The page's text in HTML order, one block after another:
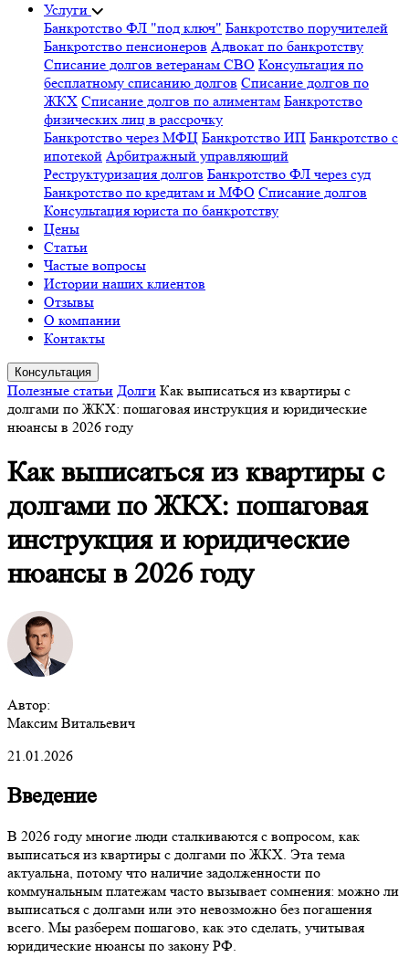
Услуги
Банкротство ФЛ "под ключ" Банкротство поручителей
Банкротство пенсионеров Адвокат по банкротству
Списание долгов ветеранам СВО Консультация по
бесплатному списанию долгов Списание долгов по
ЖКХ Списание долгов по алиментам Банкротство
физических лиц в рассрочку
Банкротство через МФЦ Банкротство ИП Банкротство с
ипотекой Арбитражный управляющий
Реструктуризация долгов Банкротство ФЛ через суд
Банкротство по кредитам и МФО Списание долгов
Консультация юриста по банкротству
Цены
Статьи
Частые вопросы
Истории наших клиентов
Отзывы
О компании
Контакты
Консультация
Полезные статьи Долги Как выписаться из квартиры с
долгами по ЖКХ: пошаговая инструкция и юридические
нюансы в 2026 году
Как выписаться из квартиры с
долгами по ЖКХ: пошаговая
инструкция и юридические
нюансы в 2026 году
Автор:
Максим Витальевич
21.01.2026
Введение
В 2026 году многие люди сталкиваются с вопросом, как
выписаться из квартиры с долгами по ЖКХ. Эта тема
актуальна, потому что наличие задолженности по
коммунальным платежам часто вызывает сомнения: можно ли
выписаться с долгами или это невозможно без погашения
всего. Мы разберем пошагово, как это сделать, учитывая
юридические нюансы по закону РФ.